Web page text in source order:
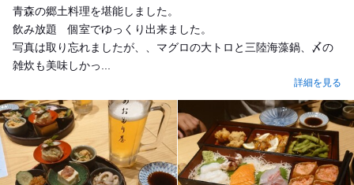
青森の郷土料理を堪能しました。
飲み放題 個室でゆっくり出来ました。
写真は取り忘れましたが、、マグロの大トロと三陸海藻鍋、〆の
雑炊も美味しかっ...
詳細を見る